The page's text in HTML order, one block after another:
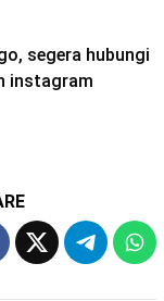
segera hubungi
instagram